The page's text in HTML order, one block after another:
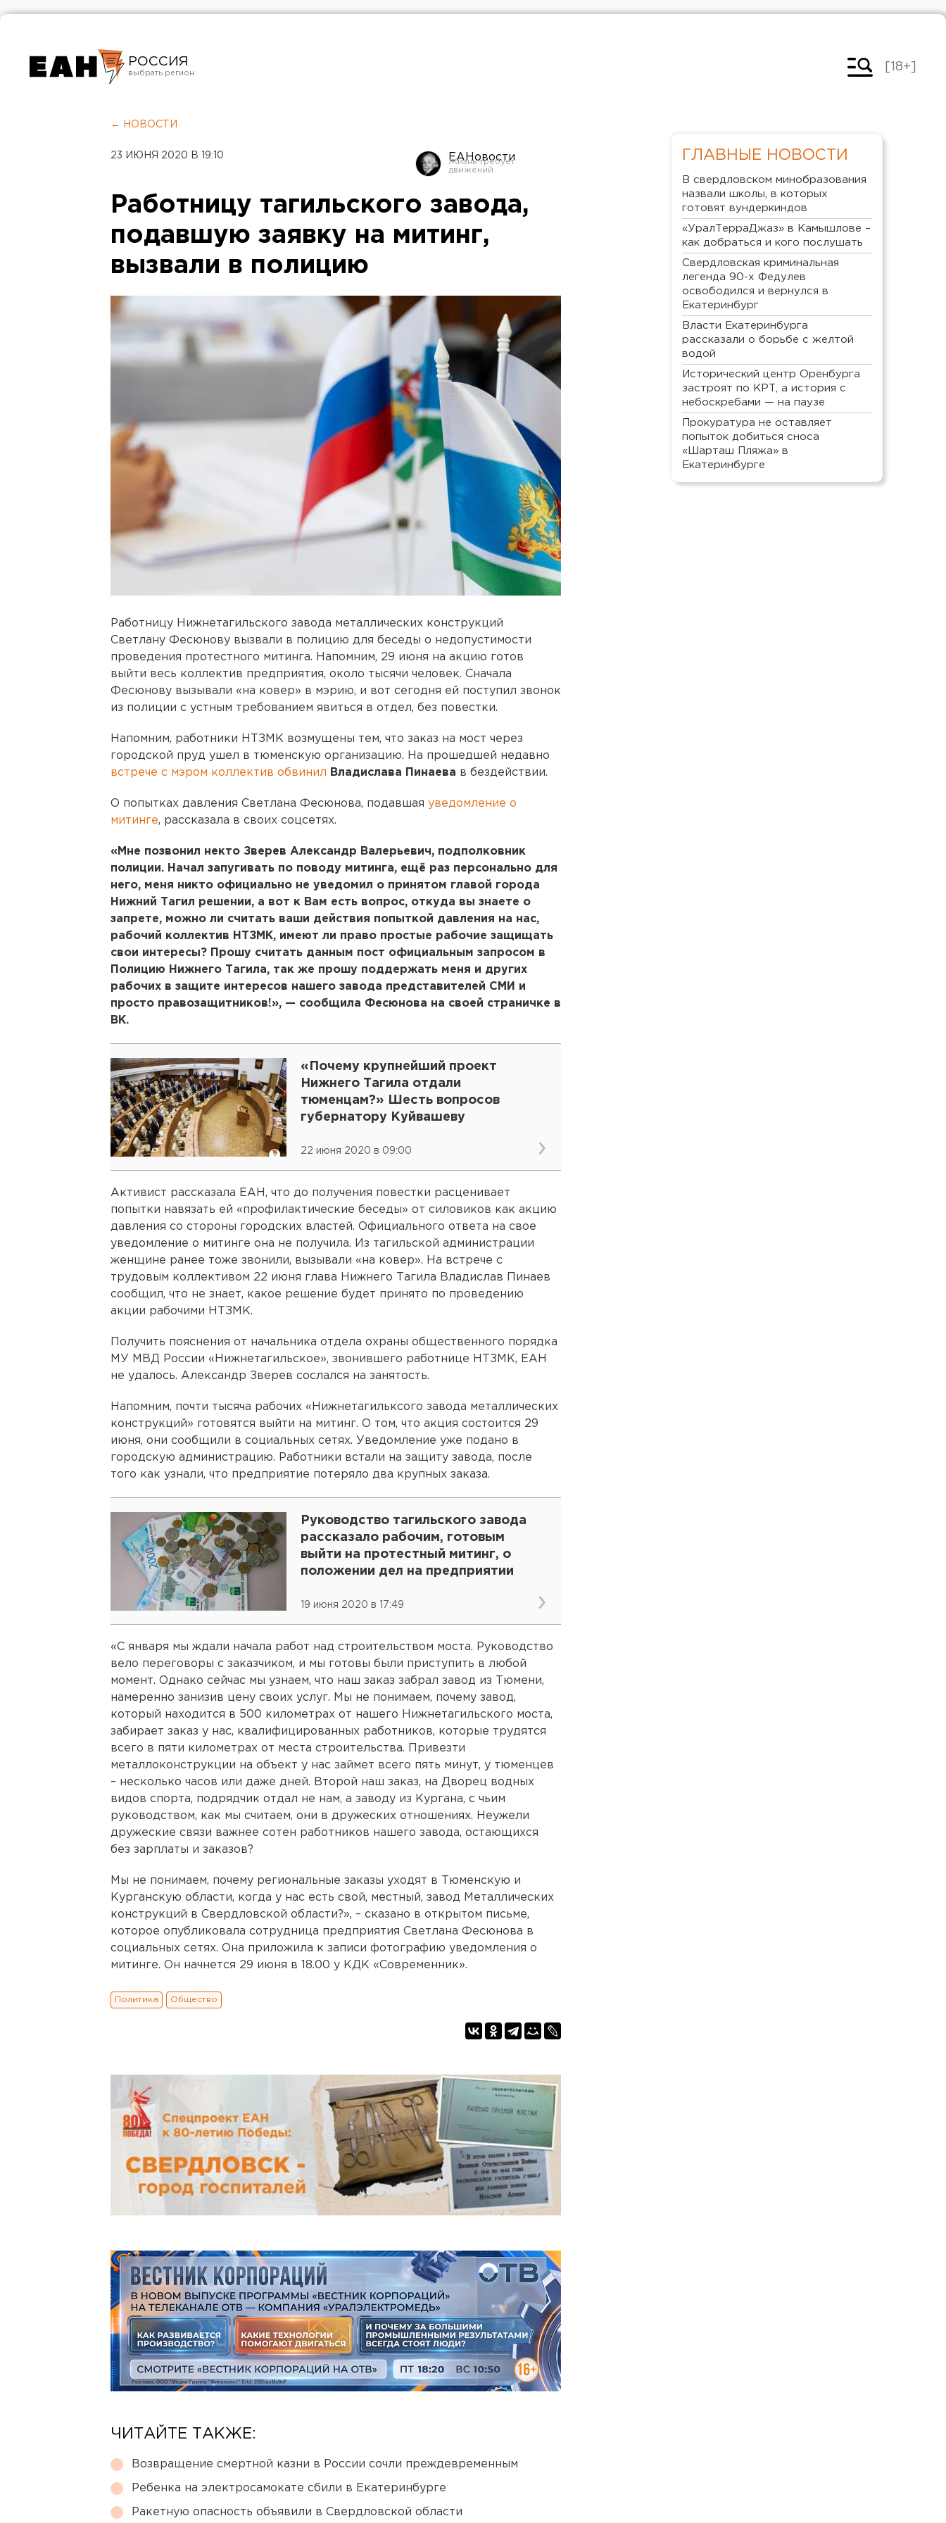
РОССИЯ
Челябинск
[18+]
← НОВОСТИ
23 ИЮНЯ 2020 В 19:10 ЕАНовости
Работницу тагильского завода,
подавшую заявку на митинг,
вызвали в полицию
Работницу Нижнетагильского завода металлических конструкций
Светлану Фесюнову вызвали в полицию для беседы о недопустимости
проведения протестного митинга. Напомним, 29 июня на акцию готов
выйти весь коллектив предприятия, около тысячи человек. Сначала
Фесюнову вызывали «на ковер» в мэрию, и вот сегодня ей поступил звонок
из полиции с устным требованием явиться в отдел, без повестки.
Напомним, работники НТЗМК возмущены тем, что заказ на мост через
городской пруд ушел в тюменскую организацию. На прошедшей недавно
встрече с мэром коллектив обвинил Владислава Пинаева в бездействии.
О попытках давления Светлана Фесюнова, подавшая уведомление о
митинге, рассказала в своих соцсетях.
«Мне позвонил некто Зверев Александр Валерьевич, подполковник
полиции. Начал запугивать по поводу митинга, ещё раз персонально для
него, меня никто официально не уведомил о принятом главой города
Нижний Тагил решении, а вот к Вам есть вопрос, откуда вы знаете о
запрете, можно ли считать ваши действия попыткой давления на нас,
рабочий коллектив НТЗМК, имеют ли право простые рабочие защищать
свои интересы? Прошу считать данным пост официальным запросом в
Полицию Нижнего Тагила, так же прошу поддержать меня и других
рабочих в защите интересов нашего завода представителей СМИ и
просто правозащитников!», — сообщила Фесюнова на своей страничке в
ВК.
«Почему крупнейший проект
Нижнего Тагила отдали
тюменцам?» Шесть вопросов
губернатору Куйвашеву
22 июня 2020 в 09:00
Активист рассказала ЕАН, что до получения повестки расценивает
попытки навязать ей «профилактические беседы» от силовиков как акцию
давления со стороны городских властей. Официального ответа на свое
уведомление о митинге она не получила. Из тагильской администрации
женщине ранее тоже звонили, вызывали «на ковер». На встрече с
трудовым коллективом 22 июня глава Нижнего Тагила Владислав Пинаев
сообщил, что не знает, какое решение будет принято по проведению
акции рабочими НТЗМК.
Получить пояснения от начальника отдела охраны общественного порядка
МУ МВД России «Нижнетагильское», звонившего работнице НТЗМК, ЕАН
не удалось. Александр Зверев сослался на занятость.
Напомним, почти тысяча рабочих «Нижнетагильксого завода металлических
конструкций» готовятся выйти на митинг. О том, что акция состоится 29
июня, они сообщили в социальных сетях. Уведомление уже подано в
городскую администрацию. Работники встали на защиту завода, после
того как узнали, что предприятие потеряло два крупных заказа.
Руководство тагильского завода
рассказало рабочим, готовым
выйти на протестный митинг, о
положении дел на предприятии
19 июня 2020 в 17:49
«C января мы ждали начала работ над строительством моста. Руководство
вело переговоры с заказчиком, и мы готовы были приступить в любой
момент. Однако сейчас мы узнаем, что наш заказ забрал завод из Тюмени,
намеренно занизив цену своих услуг. Мы не понимаем, почему завод,
который находится в 500 километрах от нашего Нижнетагильского моста,
забирает заказ у нас, квалифицированных работников, которые трудятся
всего в пяти километрах от места строительства. Привезти
металлоконструкции на объект у нас займет всего пять минут, у тюменцев
– несколько часов или даже дней. Второй наш заказ, на Дворец водных
видов спорта, подрядчик отдал не нам, а заводу из Кургана, с чьим
руководством, как мы считаем, они в дружеских отношениях. Неужели
дружеские связи важнее сотен работников нашего завода, остающихся
без зарплаты и заказов?
Мы не понимаем, почему региональные заказы уходят в Тюменскую и
Курганскую области, когда у нас есть свой, местный, завод Металлических
конструкций в Свердловской области?», – сказано в открытом письме,
которое опубликовала сотрудница предприятия Светлана Фесюнова в
социальных сетях. Она приложила к записи фотографию уведомления о
митинге. Он начнется 29 июня в 18.00 у КДК «Современник».
Политика Общество
ЧИТАЙТЕ ТАКЖЕ:
Возвращение смертной казни в России сочли преждевременным
Ребенка на электросамокате сбили в Екатеринбурге
Ракетную опасность объявили в Свердловской области
ГЛАВНЫЕ НОВОСТИ
В свердловском минобразования
назвали школы, в которых
готовят вундеркиндов
«УралТерраДжаз» в Камышлове –
как добраться и кого послушать
Свердловская криминальная
легенда 90-х Федулев
освободился и вернулся в
Екатеринбург
Власти Екатеринбурга
рассказали о борьбе с желтой
водой
Исторический центр Оренбурга
застроят по КРТ, а история с
небоскребами — на паузе
Прокуратура не оставляет
попыток добиться сноса
«Шарташ Пляжа» в
Екатеринбурге